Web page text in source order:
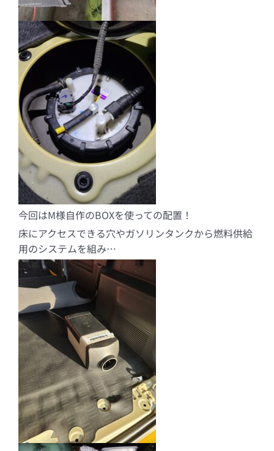
今回はM様自作のBOXを使っての配置！
床にアクセスできる穴やガソリンタンクから燃料供給
用のシステムを組み…